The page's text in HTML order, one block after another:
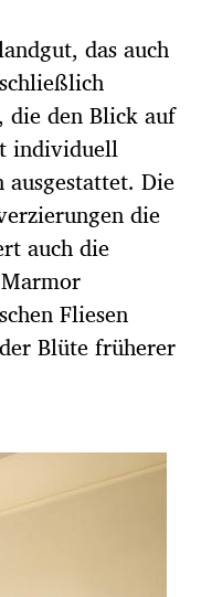
das auch
die den Blick auf
individuell
Die
die
auch die
Fliesen
Blüte früherer